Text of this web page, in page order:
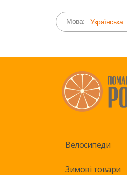
Мова: Українська
Велосипеди
Зимові товари